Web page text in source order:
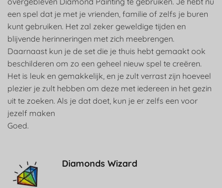
een spel dat je met je vrienden, familie of zelfs je buren
kunt gebruiken. Het zal zeker geweldige tijden en
blijvende herinneringen met zich meebrengen.
Daarnaast kun je de set die je thuis hebt gemaakt ook
beschilderen om zo een geheel nieuw spel te creëren.
Het is leuk en gemakkelijk, en je zult verrast zijn hoeveel
plezier je zult hebben om deze met iedereen in het gezin
uit te zoeken. Als je dat doet, kun je er zelfs een voor
jezelf maken
Goed.
Diamonds Wizard